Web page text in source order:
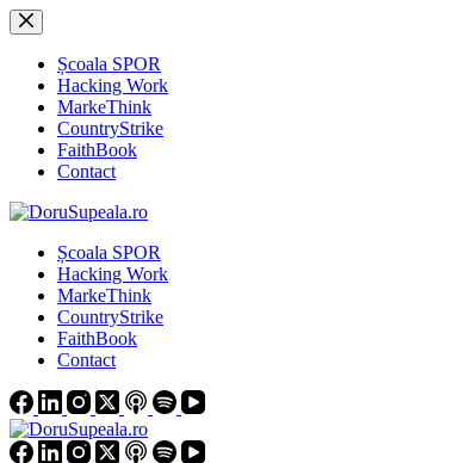
Sari
la
conținutȘcoala SPOR
Hacking Work
MarkeThink
CountryStrike
FaithBook
Contact
Școala SPOR
Hacking Work
MarkeThink
CountryStrike
FaithBook
Contact